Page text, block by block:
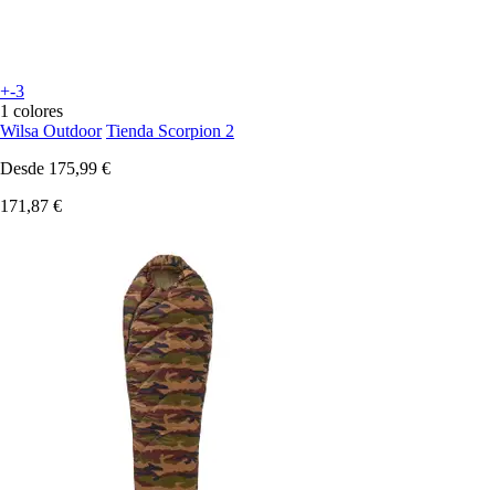
+-3
1 colores
Wilsa Outdoor Tienda Scorpion 2
Desde 175,99 €
171,87 €